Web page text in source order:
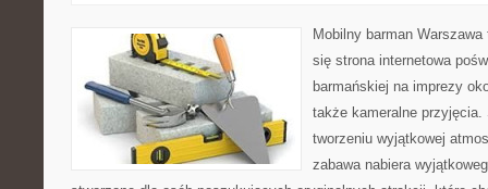
Mobilny barman
się strona internetowa
barmańskiej na imprezy
także kameralne
tworzeniu wyjątkowej
zabawa nabiera